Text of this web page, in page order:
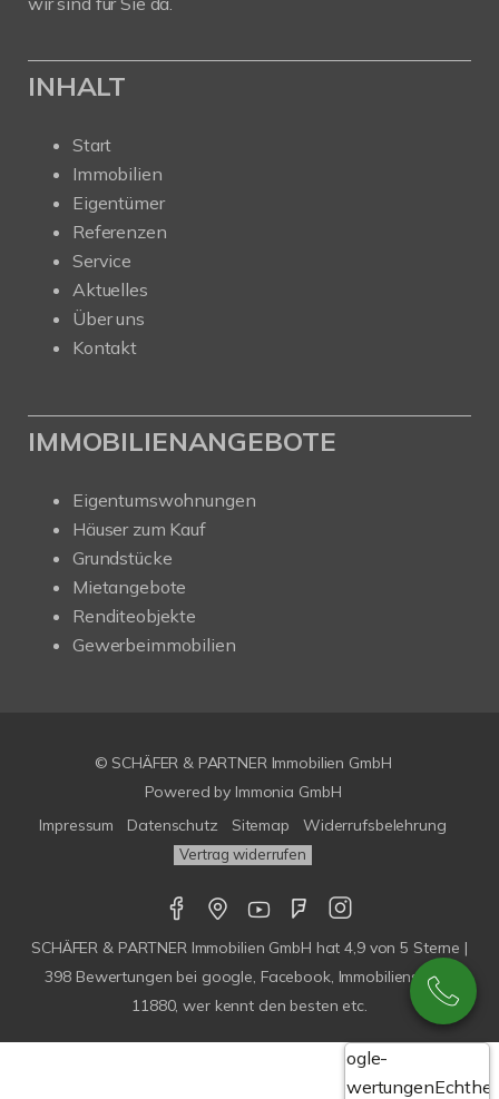
INHALT
Start
Immobilien
Eigentümer
Referenzen
Service
Aktuelles
Über uns
Kontakt
IMMOBILIENANGEBOTE
Eigentumswohnungen
Häuser zum Kauf
Grundstücke
Mietangebote
Renditeobjekte
Gewerbeimmobilien
© SCHÄFER & PARTNER Immobilien GmbH
Powered by Immonia GmbH
Impressum
Datenschutz Sitemap Widerrufsbelehrung
Vertrag widerrufen
SCHÄFER & PARTNER Immobilien GmbH hat4,9von5 Sterne |
398 Bewertungen bei google, Facebook, Immobilienscout,
11880, wer kennt den besten etc.
Google-
Bewertungen